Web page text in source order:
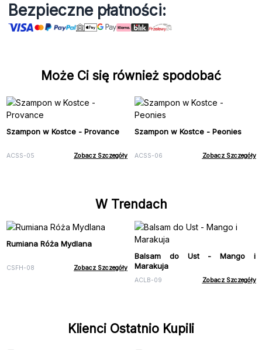
Bezpieczne płatności:
Może Ci się również spodobać
Szampon w Kostce - Provance
ACSS-05 Zobacz Szczegóły
Szampon w Kostce - Peonies
ACSS-06 Zobacz Szczegóły
W Trendach
Rumiana Róża Mydlana
CSFH-08 Zobacz Szczegóły
Balsam do Ust - Mango i
Marakuja
ACLB-09 Zobacz Szczegóły
Klienci Ostatnio Kupili